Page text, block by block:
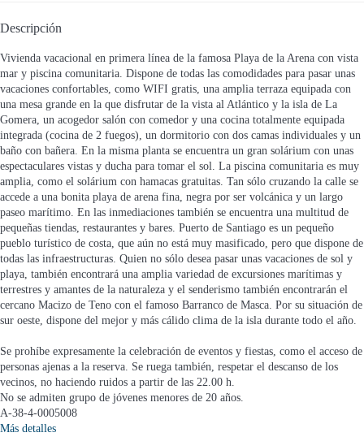
Descripción
Vivienda vacacional en primera línea de la famosa Playa de la Arena con vista
mar y piscina comunitaria. Dispone de todas las comodidades para pasar unas
vacaciones confortables, como WIFI gratis, una amplia terraza equipada con
una mesa grande en la que disfrutar de la vista al Atlántico y la isla de La
Gomera, un acogedor salón con comedor y una cocina totalmente equipada
integrada (cocina de 2 fuegos), un dormitorio con dos camas individuales y un
baño con bañera. En la misma planta se encuentra un gran solárium con unas
espectaculares vistas y ducha para tomar el sol. La piscina comunitaria es muy
amplia, como el solárium con hamacas gratuitas. Tan sólo cruzando la calle se
accede a una bonita playa de arena fina, negra por ser volcánica y un largo
paseo marítimo. En las inmediaciones también se encuentra una multitud de
pequeñas tiendas, restaurantes y bares. Puerto de Santiago es un pequeño
pueblo turístico de costa, que aún no está muy masificado, pero que dispone de
todas las infraestructuras. Quien no sólo desea pasar unas vacaciones de sol y
playa, también encontrará una amplia variedad de excursiones marítimas y
terrestres y amantes de la naturaleza y el senderismo también encontrarán el
cercano Macizo de Teno con el famoso Barranco de Masca. Por su situación de
sur oeste, dispone del mejor y más cálido clima de la isla durante todo el año.
Se prohíbe expresamente la celebración de eventos y fiestas, como el acceso de
personas ajenas a la reserva. Se ruega también, respetar el descanso de los
vecinos, no haciendo ruidos a partir de las 22.00 h.
No se admiten grupo de jóvenes menores de 20 años.
A-38-4-0005008
Más detalles